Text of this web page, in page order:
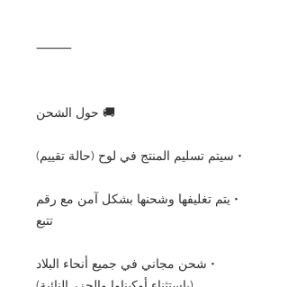
⸻
🚚 حول الشحن
• سيتم تسليم المنتج في لوح (حالة تقييم)
• يتم تغليفها وشحنها بشكل آمن مع رقم
تتبع
• شحن مجاني في جميع أنحاء البلاد